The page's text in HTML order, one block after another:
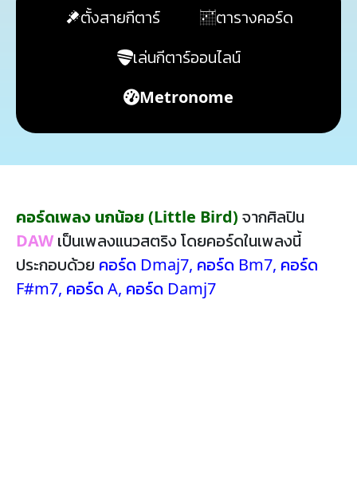
ตั้งสายกีตาร์
ตารางคอร์ด
เล่นกีตาร์ออนไลน์
Metronome
คอร์ดเพลง นกน้อย (Little Bird) จากศิลปิน
DAWเป็นเพลงแนวสตริง โดยคอร์ดในเพลงนี้
ประกอบด้วย คอร์ด Dmaj7, คอร์ด Bm7, คอร์ด
F#m7, คอร์ด A, คอร์ด Damj7